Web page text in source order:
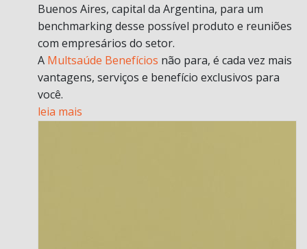
Buenos Aires, capital da Argentina, para um
benchmarking desse possível produto e reuniões
com empresários do setor.
A Multsaúde Benefícios não para, é cada vez mais
vantagens, serviços e benefício exclusivos para
você.
leia mais